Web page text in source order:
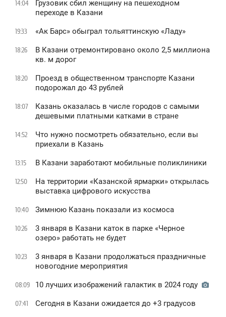
14:04
Грузовик сбил женщину на пешеходном
переходе в Казани
19:33 «Ак Барс» обыграл тольяттинскую «Ладу»
18:26
В Казани отремонтировано около 2,5 миллиона
кв. м дорог
18:20
Проезд в общественном транспорте Казани
подорожал до 43 рублей
18:07
Казань оказалась в числе городов с самыми
дешевыми платными катками в стране
14:52
Что нужно посмотреть обязательно, если вы
приехали в Казань
13:15 В Казани заработают мобильные поликлиники
12:50
На территории «Казанской ярмарки» открылась
выставка цифрового искусства
10:40 Зимнюю Казань показали из космоса
10:26
3 января в Казани каток в парке «Черное
oзеро» работать не будет
10:23
3 января в Казани продолжаться праздничные
новогодние мероприятия
08:09 10 лучших изображений галактик в 2024 году
07:41 Сегодня в Казани ожидается до +3 градусов